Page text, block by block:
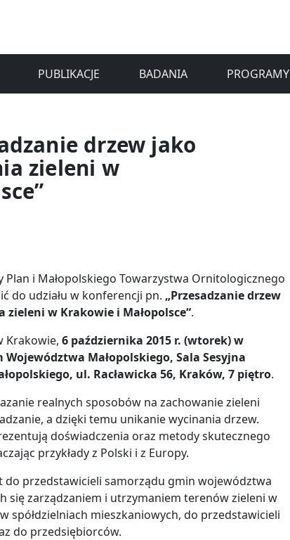
PUBLIKACJE BADANIA PROGRAMY
drzew jako
zieleni w
i Małopolskiego Towarzystwa Ornitologicznego
do udziału w konferencji pn. „Przesadzanie drzew
w Krakowie i Małopolsce“.
Krakowie,6 października 2015 r. (wtorek) w
Województwa Małopolskiego, Sala Sesyjna
ul. Racławicka 56, Kraków, 7 piętro.
realnych sposobów na zachowanie zieleni
a dzięki temu unikanie wycinania drzew.
doświadczenia oraz metody skutecznego
przykłady z Polski i z Europy.
do przedstawicieli samorządu gmin województwa
się zarządzaniem i utrzymaniem terenów zieleni w
spółdzielniach mieszkaniowych, do przedstawicieli
do przedsiębiorców.